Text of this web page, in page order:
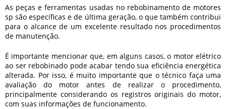
As peças e ferramentas usadas no rebobinamento de motores
sp são específicas e de última geração, o que também contribui
para o alcance de um excelente resultado nos procedimentos
de manutenção.
É importante mencionar que, em alguns casos, o motor elétrico
ao ser rebobinado pode acabar tendo sua eficiência energética
alterada. Por isso, é muito importante que o técnico faça uma
avaliação do motor antes de realizar o procedimento,
principalmente considerando os registros originais do motor,
com suas informações de funcionamento.